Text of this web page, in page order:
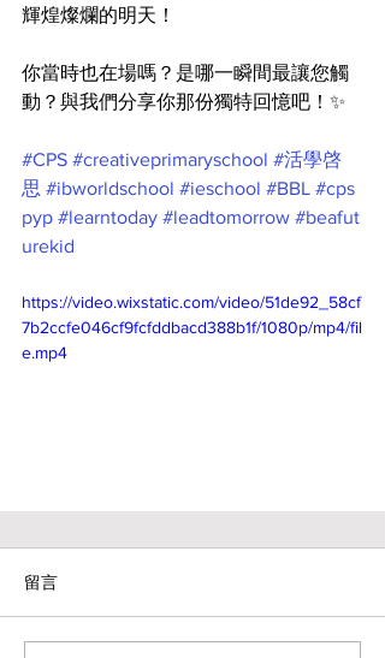
輝煌燦爛的明天！
你當時也在場嗎？是哪一瞬間最讓您觸
動？與我們分享你那份獨特回憶吧！✨
#CPS #creativeprimaryschool #活學啓
思 #ibworldschool #ieschool #BBL #cps
pyp #learntoday #leadtomorrow #beafut
urekid
https://video.wixstatic.com/video/51de92_58cf
7b2ccfe046cf9fcfddbacd388b1f/1080p/mp4/fil
e.mp4
留言